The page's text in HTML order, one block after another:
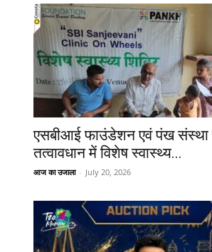
एसबीआई फाउंडेशन एवं पंख
तत्वावधान में विशेष स्वास्थ्य...
आज का उजाला - July 20, 2026